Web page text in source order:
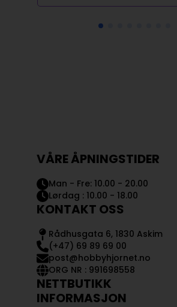
VÅRE ÅPNINGSTIDER
Man - Fre: 10.00 - 20.00
Lørdag : 10.00 - 18.00
KONTAKT OSS
Rådhusgata 6, 1830 Askim
(+47) 69 89 69 00
post@hobbyhjornet.no
ORG NR : 991698558
NETTBUTIKK
INFORMASJON